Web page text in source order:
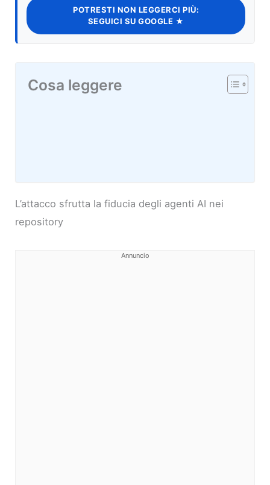
POTRESTI NON LEGGERCI PIÙ:
SEGUICI SU GOOGLE ★
Cosa leggere
L’attacco sfrutta la fiducia degli agenti AI nei
repository
Annuncio